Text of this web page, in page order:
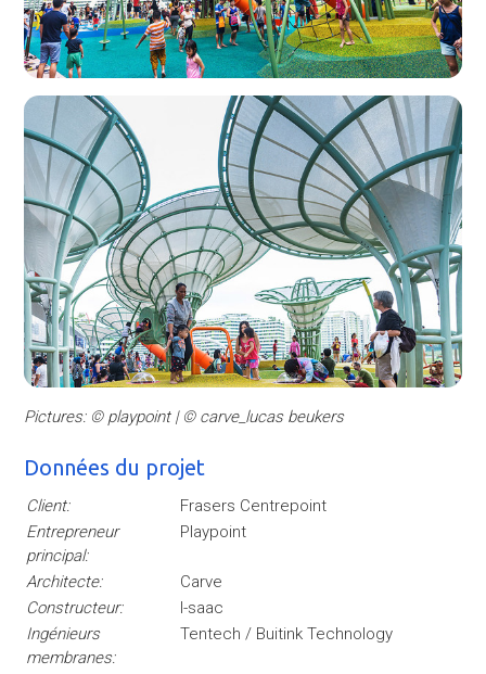
Pictures: © playpoint | © carve_lucas beukers
Données du projet
Client:
Frasers Centrepoint
Entrepreneur
principal:
Playpoint
Architecte:
Carve
Constructeur:
I-saac
Ingénieurs
membranes:
Tentech / Buitink Technology